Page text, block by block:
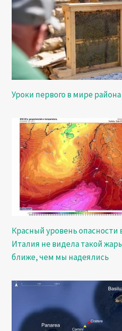
Уроки первого в мире
Красный уровень опасности
Италия не видела такой
ближе, чем мы надеялись